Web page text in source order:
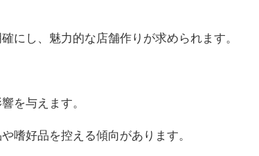
にし、魅力的な店舗作りが求められます。
を与えます。
嗜好品を控える傾向があります。